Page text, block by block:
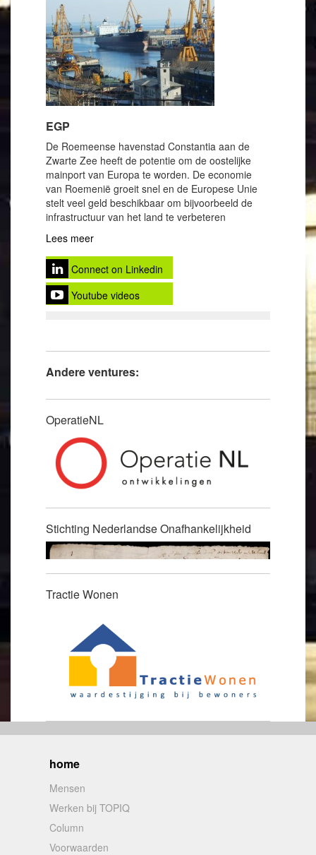
EGP
De Roemeense havenstad Constantia aan de
Zwarte Zee heeft de potentie om de oostelijke
mainport van Europa te worden. De economie
van Roemenië groeit snel en de Europese Unie
stelt veel geld beschikbaar om bijvoorbeeld de
infrastructuur van het land te verbeteren
Lees meer
Connect on Linkedin
Youtube videos
Andere ventures:
OperatieNL
Stichting Nederlandse Onafhankelijkheid
Tractie Wonen
home
Mensen
Werken bij TOPIQ
Column
Voorwaarden